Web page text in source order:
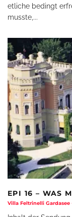
etliche bedingt
musste,...
EPI 16 – WAS
Villa Feltrinelli Gardasee